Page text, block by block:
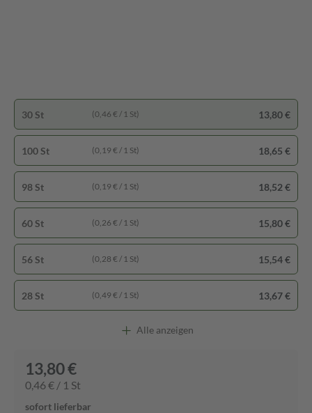
100 St (0,19 € / 1 St) 18,65 €
98 St (0,19 € / 1 St) 18,52 €
60 St (0,26 € / 1 St) 15,80 €
56 St (0,28 € / 1 St) 15,54 €
30 St (0,46 € / 1 St) 13,80 €
28 St (0,49 € / 1 St) 13,67 €
Alle anzeigen
13,80 €
0,46 € / 1 St
sofort lieferbar